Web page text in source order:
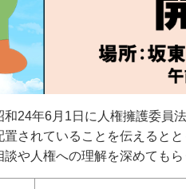
24年6月1日に人権擁護委員
置されていることを伝えると
や人権への理解を深めても